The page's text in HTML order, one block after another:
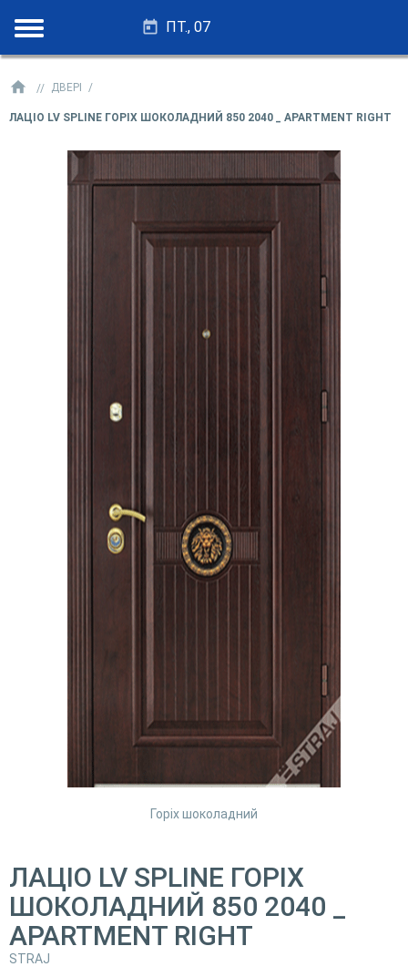
ПТ., 07
ДВЕРІ
ЛАЦІО LV SPLINE ГОРІХ ШОКОЛАДНИЙ 850 2040 _ APARTMENT RIGHT
Горіх шоколадний
ЛАЦІО LV SPLINE ГОРІХ
ШОКОЛАДНИЙ 850 2040 _
APARTMENT RIGHT
STRAJ